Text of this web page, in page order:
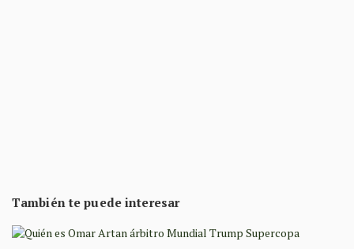
También te puede interesar